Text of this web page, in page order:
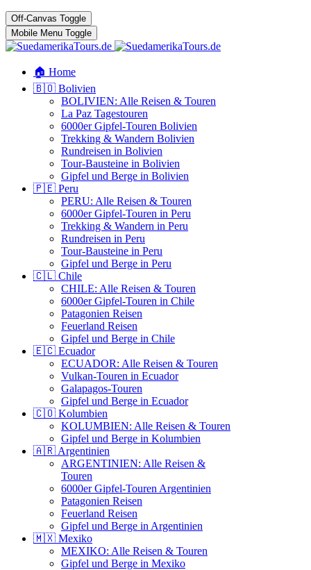
Off-Canvas Toggle
Mobile Menu Toggle
🏠 Home
🇧🇴 Bolivien
BOLIVIEN: Alle Reisen & Touren
La Paz Tagestouren
6000er Gipfel-Touren Bolivien
Trekking & Wandern Bolivien
Rundreisen in Bolivien
Tour-Bausteine in Bolivien
Gipfel und Berge in Bolivien
🇵🇪 Peru
PERU: Alle Reisen & Touren
6000er Gipfel-Touren in Peru
Trekking & Wandern in Peru
Rundreisen in Peru
Tour-Bausteine in Peru
Gipfel und Berge in Peru
🇨🇱 Chile
CHILE: Alle Reisen & Touren
6000er Gipfel-Touren in Chile
Patagonien Reisen
Feuerland Reisen
Gipfel und Berge in Chile
🇪🇨 Ecuador
ECUADOR: Alle Reisen & Touren
Vulkan-Touren in Ecuador
Galapagos-Touren
Gipfel und Berge in Ecuador
🇨🇴 Kolumbien
KOLUMBIEN: Alle Reisen & Touren
Gipfel und Berge in Kolumbien
🇦🇷 Argentinien
ARGENTINIEN: Alle Reisen &
Touren
6000er Gipfel-Touren Argentinien
Patagonien Reisen
Feuerland Reisen
Gipfel und Berge in Argentinien
🇲🇽 Mexiko
MEXIKO: Alle Reisen & Touren
Gipfel und Berge in Mexiko